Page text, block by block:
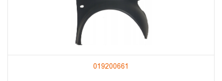
019200661